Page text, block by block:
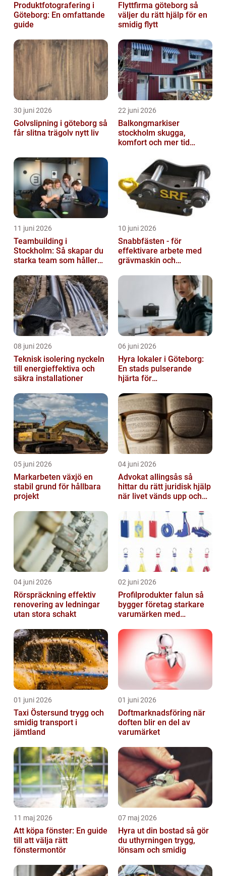
Produktfotografering i
Göteborg: En omfattande
guide
Flyttfirma göteborg så
väljer du rätt hjälp för en
smidig flytt
30 juni 2026
Golvslipning i göteborg så
får slitna trägolv nytt liv
22 juni 2026
Balkongmarkiser
stockholm skugga,
komfort och mer tid
11 juni 2026
Teambuilding i
Stockholm: Så skapar du
starka team som håller
10 juni 2026
Snabbfästen - för
effektivare arbete med
grävmaskin och
08 juni 2026
Teknisk isolering nyckeln
till energieffektiva och
säkra installationer
06 juni 2026
Hyra lokaler i Göteborg:
En stads pulserande
hjärta för
05 juni 2026
Markarbeten växjö en
stabil grund för hållbara
projekt
04 juni 2026
Advokat allingsås så
hittar du rätt juridisk hjälp
när livet vänds upp och
04 juni 2026
Rörspräckning effektiv
renovering av ledningar
utan stora schakt
02 juni 2026
Profilprodukter falun så
bygger företag starkare
varumärken med
01 juni 2026
Taxi Östersund trygg och
smidig transport i
jämtland
01 juni 2026
Doftmarknadsföring när
doften blir en del av
varumärket
11 maj 2026
Att köpa fönster: En guide
till att välja rätt
fönstermontör
07 maj 2026
Hyra ut din bostad så gör
du uthyrningen trygg,
lönsam och smidig